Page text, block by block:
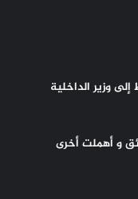
وزير الداخلية
و أهملت أخرى